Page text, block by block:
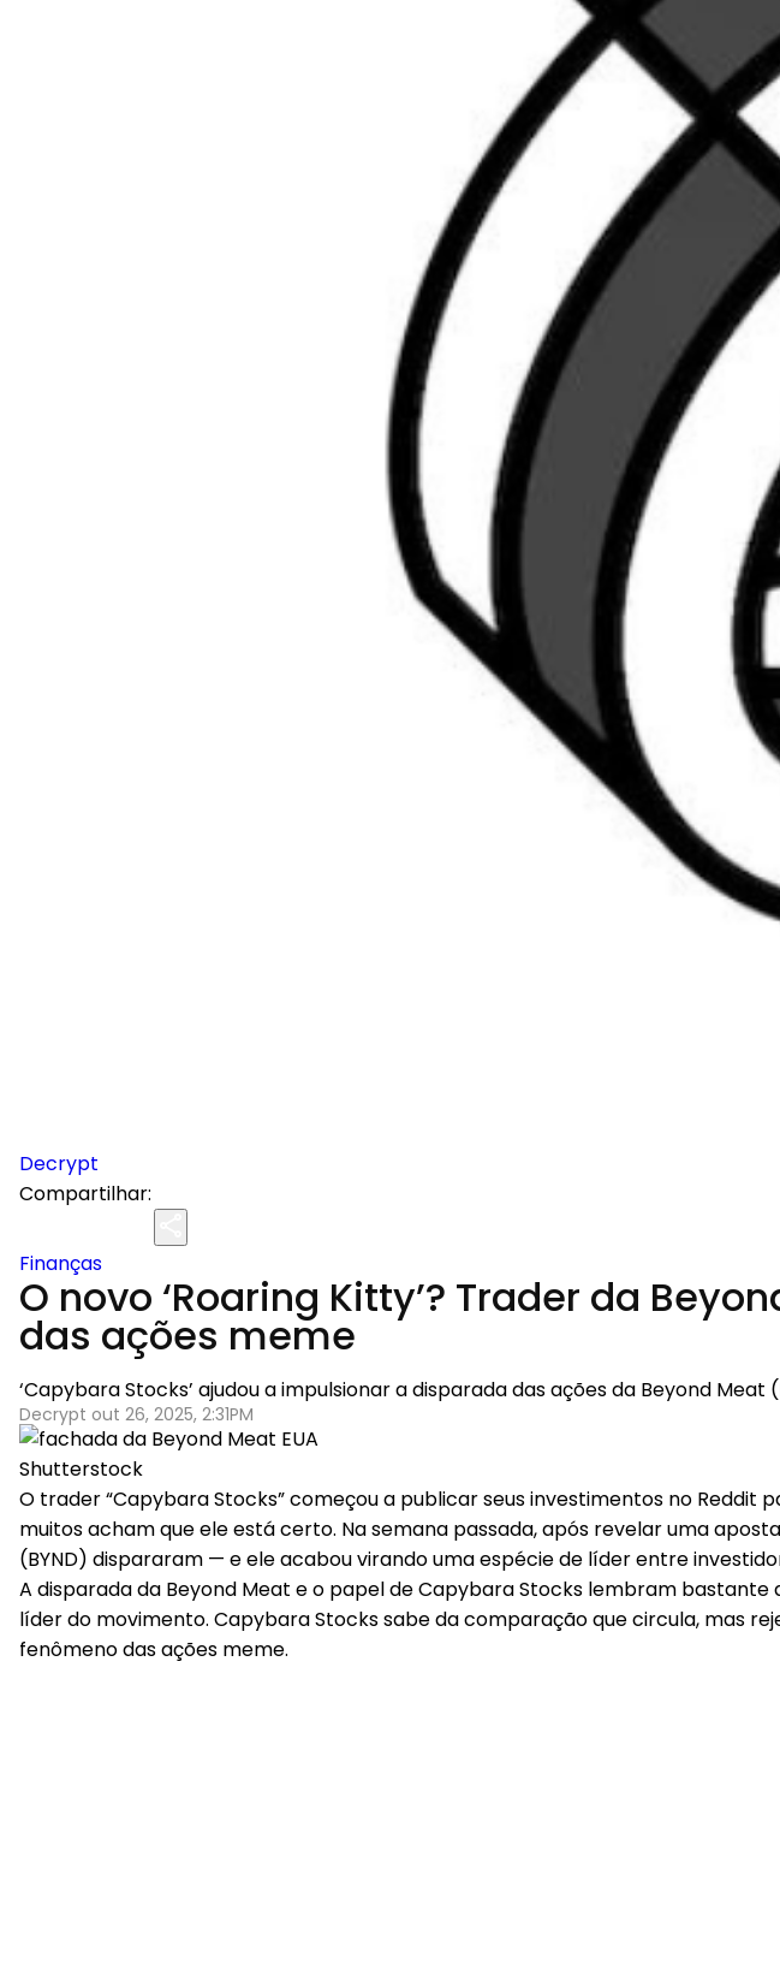
Decrypt
Compartilhar:
Finanças
O novo ‘Roaring Kitty’? Trader da
das ações meme
‘Capybara Stocks’ ajudou a impulsionar a disparada das ações da Beyond
Decrypt out 26, 2025, 2:31PM
Shutterstock
O trader “Capybara Stocks” começou a publicar seus investimentos no
muitos acham que ele está certo. Na semana passada, após revelar uma
(BYND) dispararam — e ele acabou virando uma espécie de líder entre
A disparada da Beyond Meat e o papel de Capybara Stocks lembram bastante
líder do movimento. Capybara Stocks sabe da comparação que circula, mas
fenômeno das ações meme.